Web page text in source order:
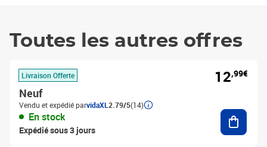
Toutes les autres offres
Livraison Offerte
Neuf
Vendu et expédié parvidaXL 2.79/5(14)
En stock
Expédié sous 3 jours
12,99€